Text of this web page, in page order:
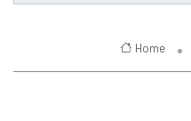
Home